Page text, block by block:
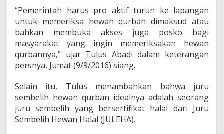
i
a
S
e
“Pemerintah harus pro aktif turun ke lapangan
untuk memeriksa hewan qurban dimaksud atau
bahkan membuka akses juga posko bagi
masyarakat yang ingin memeriksakan hewan
qurbannya,” ujar Tulus Abadi dalam keterangan
persnya, Jumat (9/9/2016) siang.
Selain itu, Tulus menambahkan bahwa juru
sembelih hewan qurban idealnya adalah seorang
juru sembelih yang bersertifikat halal dari Juru
Sembelih Hewan Halal (JULEHA).